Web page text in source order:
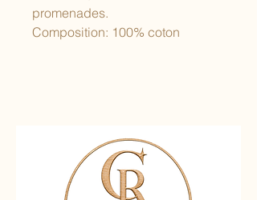
promenades.
Composition: 100% coton